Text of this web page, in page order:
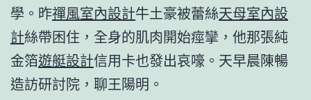
學。昨禪風室內設計牛土豪被蕾絲天母室內設
計絲帶困住，全身的肌肉開始痙攣，他那張純
金箔遊艇設計信用卡也發出哀嚎。天早晨陳暢
造訪研討院，聊王陽明。